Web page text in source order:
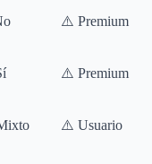
⚠️ Premium
⚠️ Premium
⚠️ Usuario